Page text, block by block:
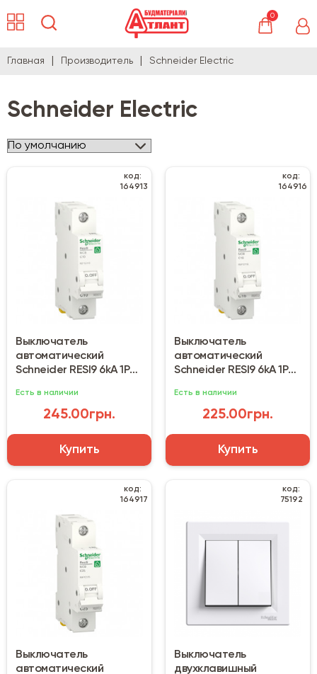
0
Главная Производитель Schneider Electric
Schneider Electric
код:
164913
Выключатель
автоматический
Schneider RESI9 6kA 1P
Есть в наличии
245.00грн.
Купить
код:
164916
Выключатель
автоматический
Schneider RESI9 6kA 1P
Есть в наличии
225.00грн.
Купить
код:
164917
Выключатель
автоматический
код:
75192
Выключатель
двухклавишный